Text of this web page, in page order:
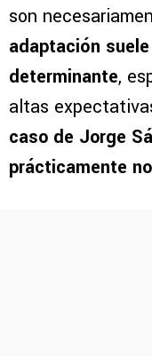
son
adaptación
determinante,
altas
caso de Jorge
prácticamente